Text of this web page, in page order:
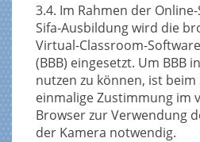
3.4. Im Rahmen der
Sifa-Ausbildung wird die
Virtual-Classroom-
(BBB) eingesetzt. Um BBB
nutzen zu können, ist beim
einmalige Zustimmung im
Browser zur Verwendung
der Kamera notwendig.